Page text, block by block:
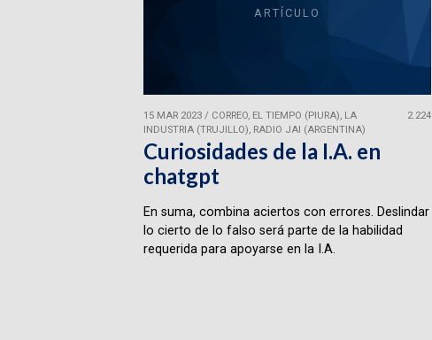
ARTÍCULO
15 MAR 2023/ CORREO, EL TIEMPO (PIURA), LA
INDUSTRIA (TRUJILLO), RADIO JAI (ARGENTINA)
2.224
Curiosidades de la I.A. en
chatgpt
En suma, combina aciertos con errores. Deslindar
lo cierto de lo falso será parte de la habilidad
requerida para apoyarse en la I.A.